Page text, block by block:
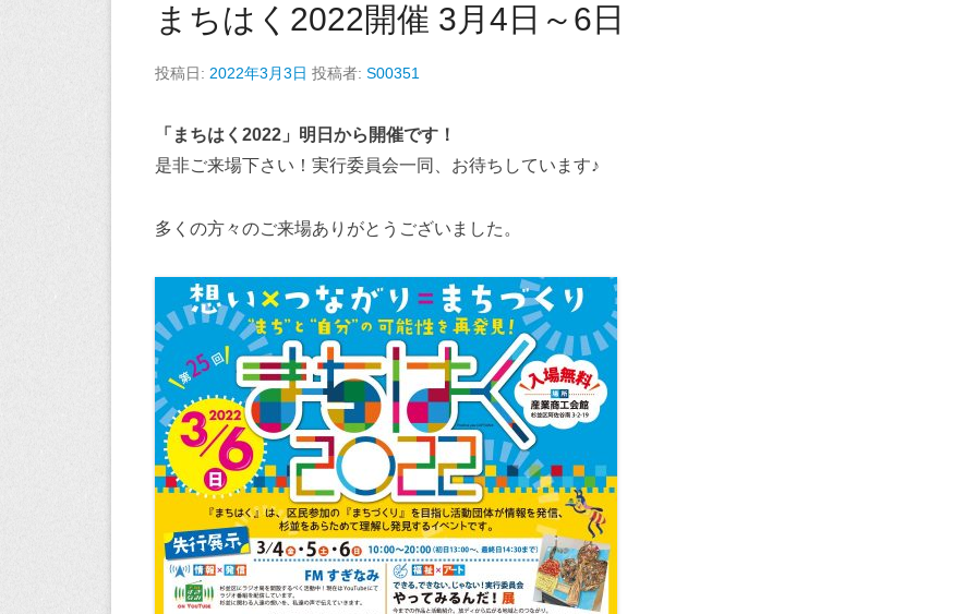
まちはく2022開催 3月4日～6日
投稿日: 2022年3月3日 投稿者: S00351
「まちはく2022」明日から開催です！
是非ご来場下さい！実行委員会一同、お待ちしています♪
多くの方々のご来場ありがとうございました。